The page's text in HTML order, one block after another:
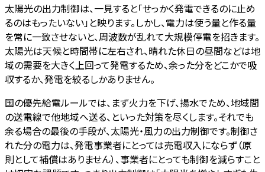
太陽光の出力制御は、一見すると「せっかく発電できるのに止め
るのはもったいない」と映ります。しかし、電力は使う量と作る量
を常に一致させないと、周波数が乱れて大規模停電を招きます。
太陽光は天候と時間帯に左右され、晴れた休日の昼間などは地
域の需要を大きく上回って発電するため、余った分をどこかで吸
収するか、発電を絞るしかありません。
国の優先給電ルールでは、まず火力を下げ、揚水でため、地域間
の送電線で他地域へ送る、といった対策を尽くします。それでも
余る場合の最後の手段が、太陽光・風力の出力制御です。制御さ
れた分の電力は、発電事業者にとっては売電収入にならず（原
則として補償はありません）、事業者にとっても制御を減らすこと